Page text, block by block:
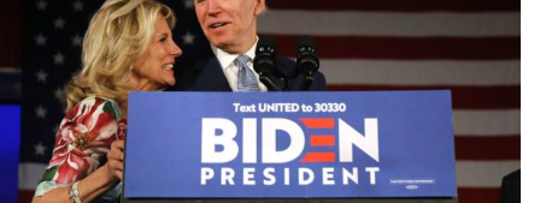
Untermenü
Untermenü
Untermenü
Untermenü